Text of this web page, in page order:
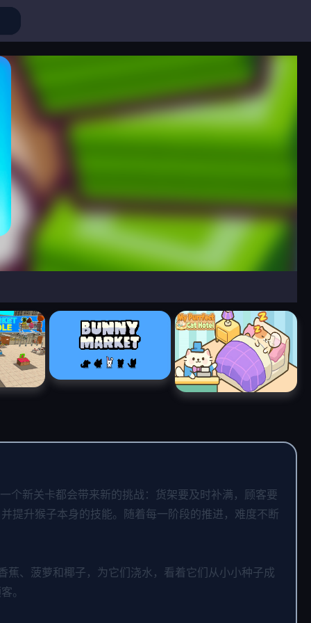
新关卡都会带来新的挑战：货架要及时补满，顾客要
提升猴子本身的技能。随着每一阶段的推进，难度不断
、菠萝和椰子，为它们浇水，看着它们从小小种子成
。